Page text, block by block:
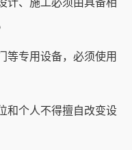
等专用设备，必须使用
和个人不得擅自改变设